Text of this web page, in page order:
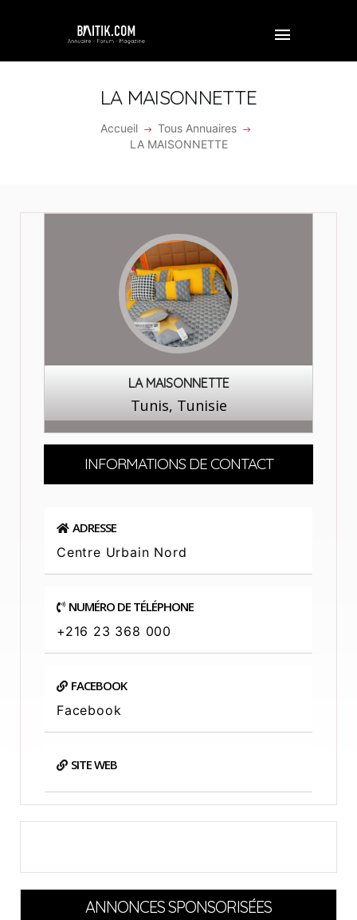
LA MAISONNETTE
Accueil
Tous Annuaires
LA MAISONNETTE
ENTREPRISE
REJOINDRE BAITIK
LA MAISONNETTE
Tunis, Tunisie
INFORMATIONS DE CONTACT
ADRESSE
Centre Urbain Nord
NUMÉRO DE TÉLÉPHONE
+216 23 368 000
FACEBOOK
Facebook
SITE WEB
ANNONCES SPONSORISÉES